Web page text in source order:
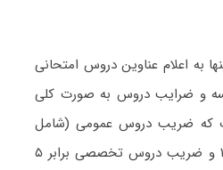
به اعلام عناوین دروس امتحانی
و ضرایب دروس به صورت کلی
که ضریب دروس عمومی (شامل
زبان عمومی دکتری) برابر ۱ و ضریب دروس تخصصی برابر ۵